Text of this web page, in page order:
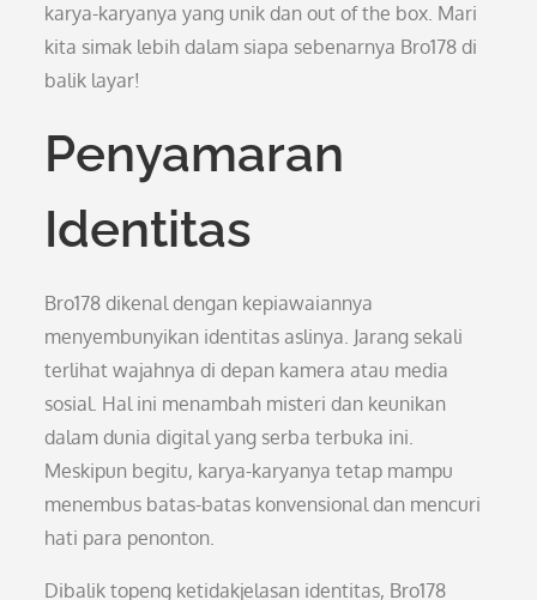
karya-karyanya yang unik dan out of the box. Mari
kita simak lebih dalam siapa sebenarnya Bro178 di
balik layar!
Penyamaran
Identitas
Bro178 dikenal dengan kepiawaiannya
menyembunyikan identitas aslinya. Jarang sekali
terlihat wajahnya di depan kamera atau media
sosial. Hal ini menambah misteri dan keunikan
dalam dunia digital yang serba terbuka ini.
Meskipun begitu, karya-karyanya tetap mampu
menembus batas-batas konvensional dan mencuri
hati para penonton.
Dibalik topeng ketidakjelasan identitas, Bro178